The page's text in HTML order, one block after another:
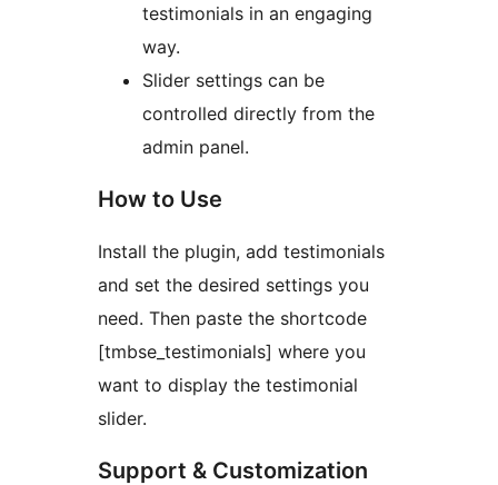
testimonials in an engaging
way.
Slider settings can be
controlled directly from the
admin panel.
How to Use
Install the plugin, add testimonials
and set the desired settings you
need. Then paste the shortcode
[tmbse_testimonials] where you
want to display the testimonial
slider.
Support & Customization